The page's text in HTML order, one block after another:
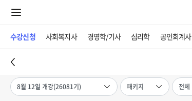
수강신청 사회복지사 경영학/기사 심리학 공인회계사